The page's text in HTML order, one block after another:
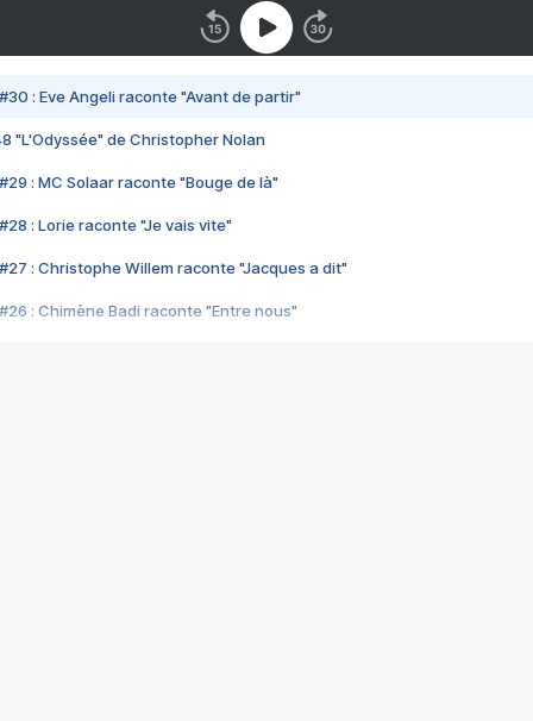
#30 : Eve Angeli raconte "Avant de partir"
"L'Odyssée" de Christopher Nolan
#29 : MC Solaar raconte "Bouge de là"
#28 : Lorie raconte "Je vais vite"
#27 : Christophe Willem raconte "Jacques a dit"
#26 : Chimène Badi raconte "Entre nous"